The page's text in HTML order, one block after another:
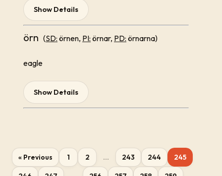
Show Details
örn (SD: örnen, PI: örnar, PD: örnarna)
eagle
Show Details
« Previous 1 2 ... 243 244 245